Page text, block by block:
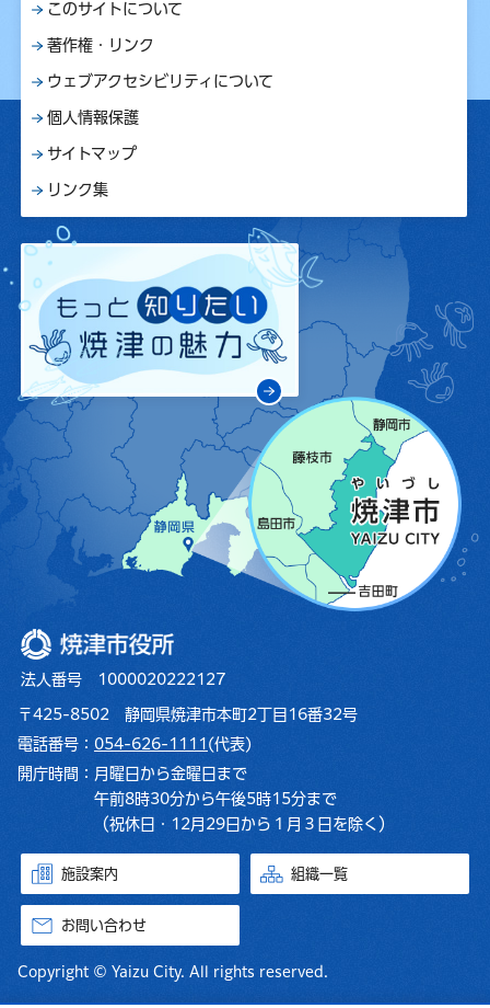
このサイトについて
著作権・リンク
ウェブアクセシビリティについて
個人情報保護
サイトマップ
リンク集
焼津市役所
法人番号 1000020222127
〒425-8502 静岡県焼津市本町2丁目16番32号
電話番号： 054-626-1111 (代表)
開庁時間： 月曜日から金曜日まで
午前8時30分から午後5時15分まで
（祝休日・12月29日から１月３日を除く）
施設案内 組織一覧
お問い合わせ
Copyright © Yaizu City. All rights reserved.